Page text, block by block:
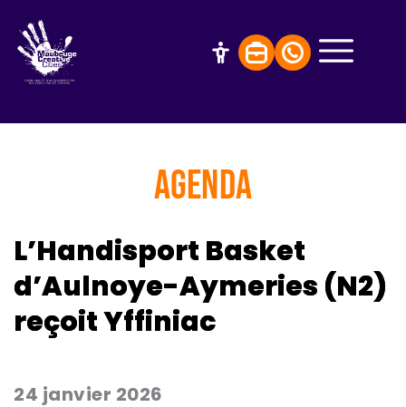
AGENDA
L’Handisport Basket
d’Aulnoye-Aymeries (N2)
reçoit Yffiniac
24 janvier 2026